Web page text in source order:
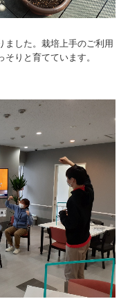
した。栽培上手のご利用
りと育てています。